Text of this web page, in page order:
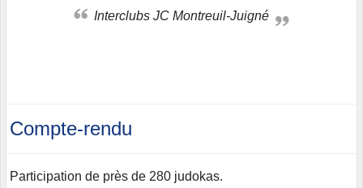
Interclubs JC Montreuil-Juigné
Compte-rendu
Participation de près de 280 judokas.